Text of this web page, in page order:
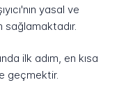
yasal ve
ilk adım, en kısa
geçmektir.